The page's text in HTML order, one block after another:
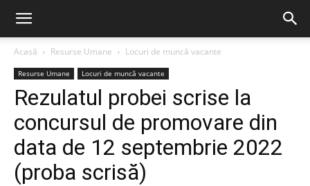
Acasă Resurse Umane Locuri de muncă vacante
Resurse Umane Locuri de muncă vacante
Rezulatul probei scrise la
concursul de promovare din
data de 12 septembrie 2022
(proba scrisă)